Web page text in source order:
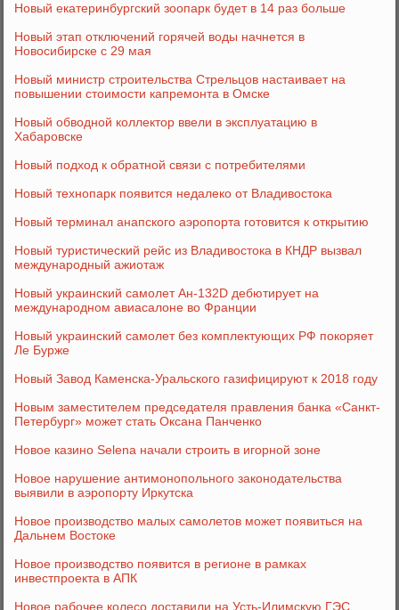
Новый екатеринбургский зоопарк будет в 14 раз больше
Новый этап отключений горячей воды начнется в
Новосибирске с 29 мая
Новый министр строительства Стрельцов настаивает на
повышении стоимости капремонта в Омске
Новый обводной коллектор ввели в эксплуатацию в
Хабаровске
Новый подход к обратной связи с потребителями
Новый технопарк появится недалеко от Владивостока
Новый терминал анапского аэропорта готовится к открытию
Новый туристический рейс из Владивостока в КНДР вызвал
международный ажиотаж
Новый украинский самолет Ан-132D дебютирует на
международном авиасалоне во Франции
Новый украинский самолет без комплектующих РФ покоряет
Ле Бурже
Новый Завод Каменска-Уральского газифицируют к 2018 году
Новым заместителем председателя правления банка «Санкт-
Петербург» может стать Оксана Панченко
Новое казино Selena начали строить в игорной зоне
Новое нарушение антимонопольного законодательства
выявили в аэропорту Иркутска
Новое производство малых самолетов может появиться на
Дальнем Востоке
Новое производство появится в регионе в рамках
инвестпроекта в АПК
Новое рабочее колесо доставили на Усть-Илимскую ГЭС